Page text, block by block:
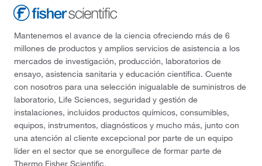
Mantenemos el avance de la ciencia ofreciendo más de 6
millones de productos y amplios servicios de asistencia a los
mercados de investigación, producción, laboratorios de
ensayo, asistencia sanitaria y educación científica. Cuente
con nosotros para una selección inigualable de suministros de
laboratorio, Life Sciences, seguridad y gestión de
instalaciones, incluidos productos químicos, consumibles,
equipos, instrumentos, diagnósticos y mucho más, junto con
una atención al cliente excepcional por parte de un equipo
líder en el sector que se enorgullece de formar parte de
Thermo Fisher Scientific.